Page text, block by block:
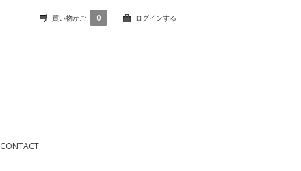
ログインする
買い物かご 0
CONTACT